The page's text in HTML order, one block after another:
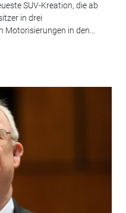
SUV-Kreation, die ab
in drei
in den...